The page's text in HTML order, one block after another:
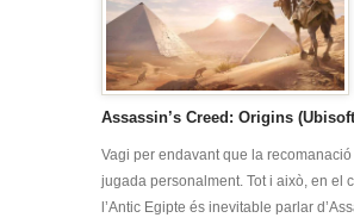
Assassin’s Creed: Origins
Vagi per endavant que la recomanació
jugada personalment. Tot i això, en el
l’Antic Egipte és inevitable parlar